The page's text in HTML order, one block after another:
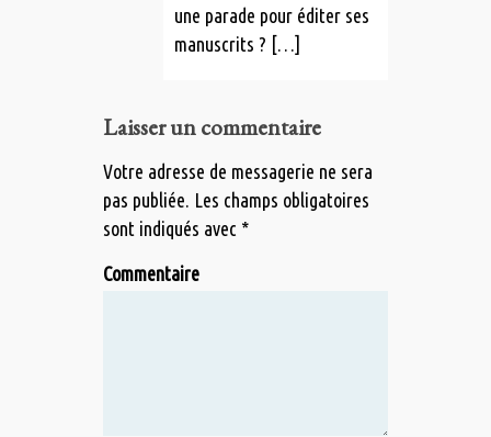
une parade pour éditer ses
manuscrits ? […]
Laisser un commentaire
Votre adresse de messagerie ne sera
pas publiée. Les champs obligatoires
sont indiqués avec *
Commentaire